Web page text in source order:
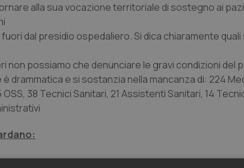
alla sua vocazione territoriale di sostegno ai
dal presidio ospedaliero. Si dica chiaramente
non possiamo che denunciare le gravi condizioni del
drammatica e si sostanzia nella mancanza di: 224
38 Tecnici Sanitari, 21 Assistenti Sanitari, 14